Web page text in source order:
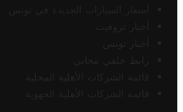
أسعار السيارات الجديدة في تونس
أخبار تروفيت
أخبار تونس
رابط خلفي مجاني
قائمة الشركات الأهلية المحلية
قائمة الشركات الأهلية الجهوية